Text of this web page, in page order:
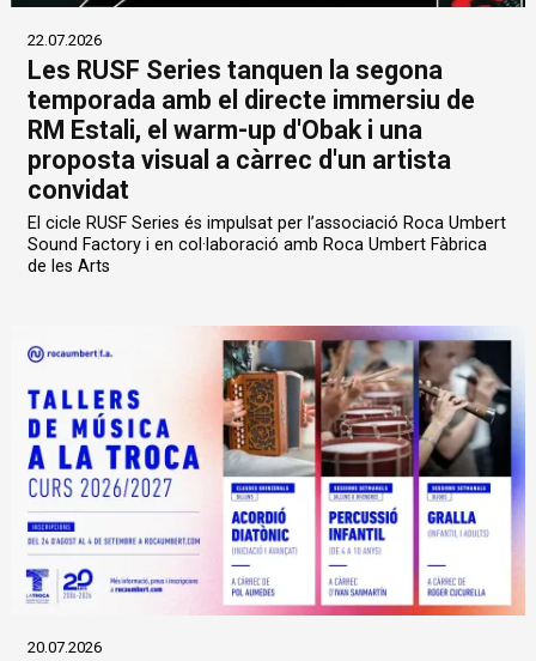
22.07.2026
Les RUSF Series tanquen la segona
temporada amb el directe immersiu de
RM Estali, el warm-up d'Obak i una
proposta visual a càrrec d'un artista
convidat
El cicle RUSF Series és impulsat per l’associació Roca Umbert
Sound Factory i en col·laboració amb Roca Umbert Fàbrica
de les Arts
20.07.2026